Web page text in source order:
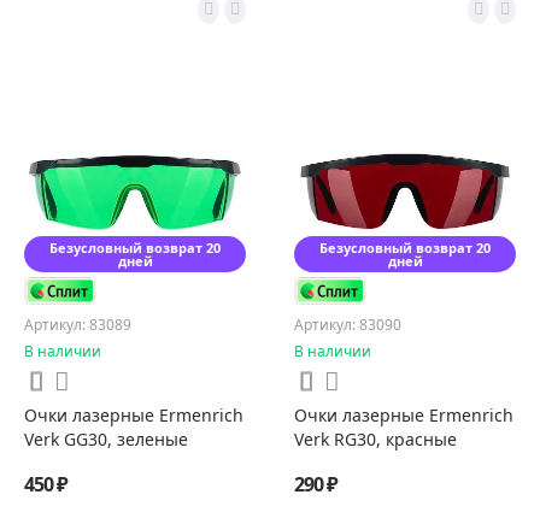
Безусловный возврат 20
дней
Артикул: 83089
В наличии
Очки лазерные Ermenrich
Verk GG30, зеленые
450 ₽
Безусловный возврат 20
дней
Артикул: 83090
В наличии
Очки лазерные Ermenrich
Verk RG30, красные
290 ₽